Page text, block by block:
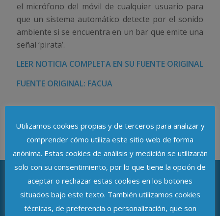
el micrófono del móvil de cualquier usuario para
que un sistema automático detecte por el sonido
ambiente si se encuentra en un bar que emite una
señal ‘pirata’.
LEER NOTICIA COMPLETA EN SU FUENTE ORIGINAL
FUENTE ORIGINAL: FACUA
ASOCIACIÓN DE DELEGADOS DE
PROTECCIÓN DE DATOS DE ANDALUCÍA
Utilizamos cookies propias y de terceros para analizar y
comprender cómo utiliza este sitio web de forma
anónima. Estas cookies de análisis y medición se utilizarán
solo con su consentimiento, por lo que tiene la opción de
aceptar o rechazar estas cookies en los botones
situados bajo este texto. También utilizamos cookies
técnicas, de preferencia o personalización, que son